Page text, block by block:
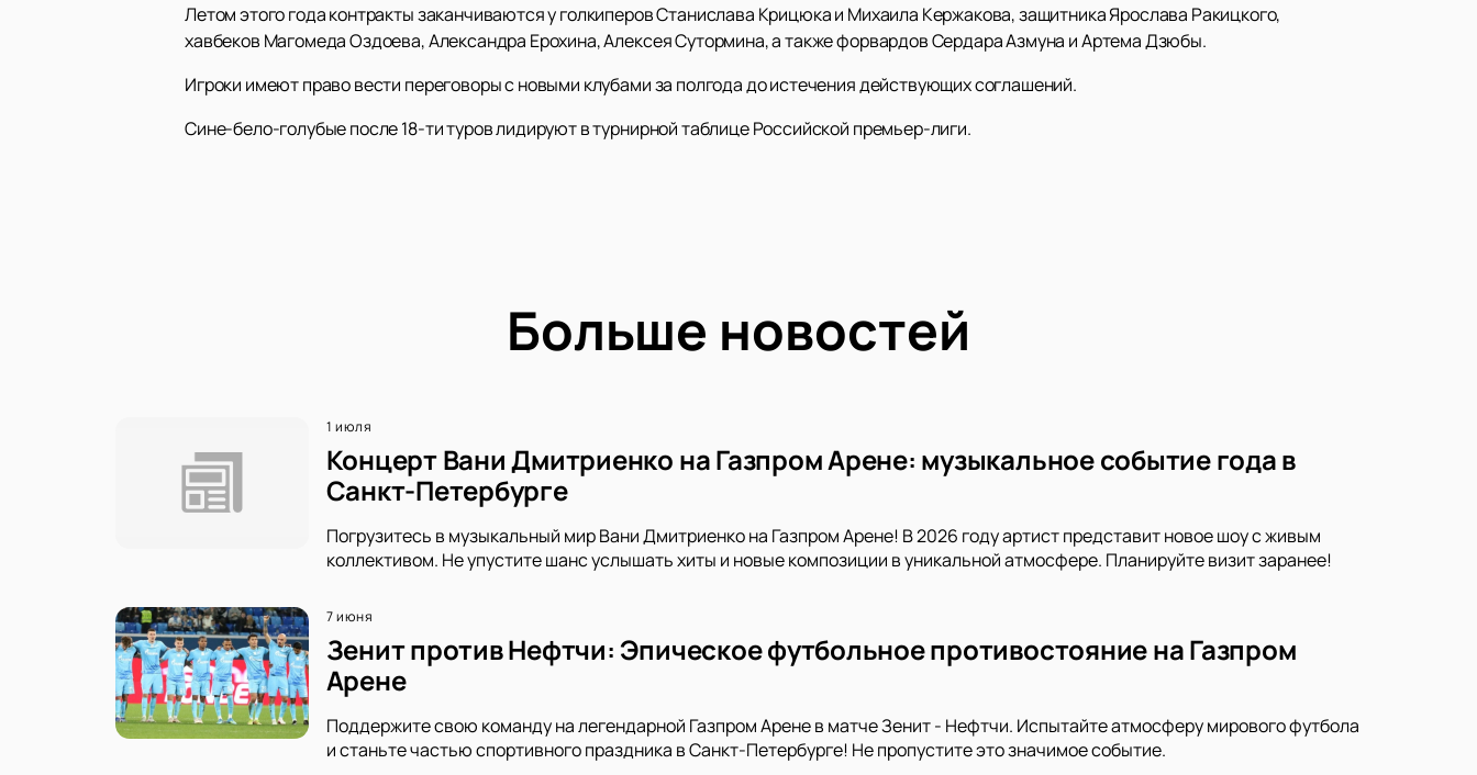
Летом этого года контракты заканчиваются у голкиперов Станислава Крицюка и Михаила Кержакова, защитника Ярослава Ракицкого,
хавбеков Магомеда Оздоева, Александра Ерохина, Алексея Сутормина, а также форвардов Сердара Азмуна и Артема Дзюбы.
Игроки имеют право вести переговоры с новыми клубами за полгода до истечения действующих соглашений.
Сине-бело-голубые после 18-ти туров лидируют в турнирной таблице Российской премьер-лиги.
Больше новостей
1 июля
Концерт Вани Дмитриенко на Газпром Арене: музыкальное событие года в
Санкт-Петербурге
Погрузитесь в музыкальный мир Вани Дмитриенко на Газпром Арене! В 2026 году артист представит новое шоу с живым
коллективом. Не упустите шанс услышать хиты и новые композиции в уникальной атмосфере. Планируйте визит заранее!
7 июня
Зенит против Нефтчи: Эпическое футбольное противостояние на Газпром
Арене
Поддержите свою команду на легендарной Газпром Арене в матче Зенит - Нефтчи. Испытайте атмосферу мирового футбола
и станьте частью спортивного праздника в Санкт-Петербурге! Не пропустите это значимое событие.